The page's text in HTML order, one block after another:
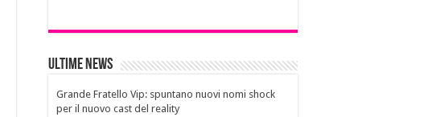
Ultime News
Grande Fratello Vip: spuntano nuovi nomi shock
per il nuovo cast del reality